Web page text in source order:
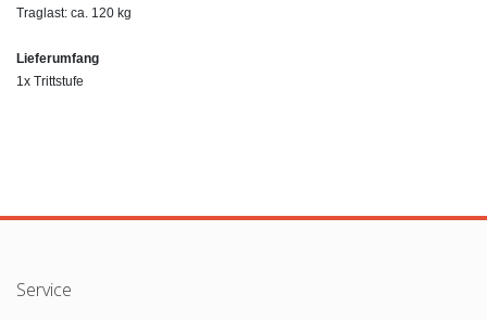
Traglast: ca. 120 kg
Lieferumfang
1x Trittstufe
Service